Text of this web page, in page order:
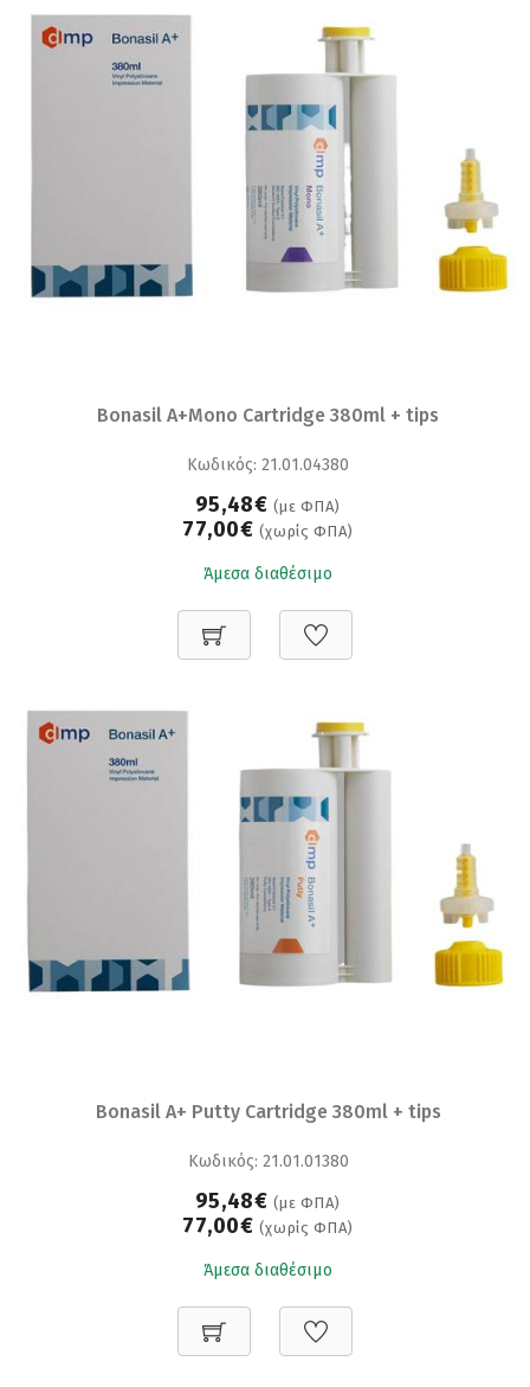
Bonasil A+Mono Cartridge 380ml + tips
Κωδικός: 21.01.04380
95,48€ (με ΦΠΑ)
77,00€ (χωρίς ΦΠΑ)
Άμεσα διαθέσιμο
Bonasil A+ Putty Cartridge 380ml + tips
Κωδικός: 21.01.01380
95,48€ (με ΦΠΑ)
77,00€ (χωρίς ΦΠΑ)
Άμεσα διαθέσιμο